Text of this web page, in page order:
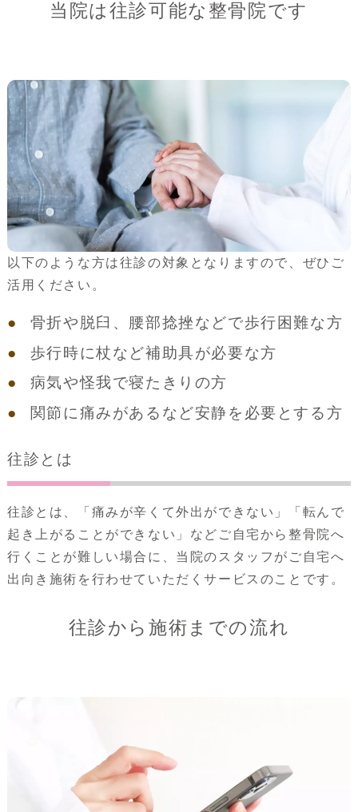
当院は往診可能な整骨院です
以下のような方は往診の対象となりますので、ぜひご
活用ください。
骨折や脱臼、腰部捻挫などで歩行困難な方
歩行時に杖など補助具が必要な方
病気や怪我で寝たきりの方
関節に痛みがあるなど安静を必要とする方
往診とは
往診とは、「痛みが辛くて外出ができない」「転んで
起き上がることができない」などご自宅から整骨院へ
行くことが難しい場合に、当院のスタッフがご自宅へ
出向き施術を行わせていただくサービスのことです。
往診から施術までの流れ